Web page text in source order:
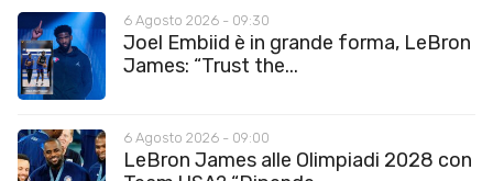
6 Agosto 2026 - 09:30
Joel Embiid è in grande forma, LeBron
James: “Trust the...
6 Agosto 2026 - 09:00
LeBron James alle Olimpiadi 2028 con